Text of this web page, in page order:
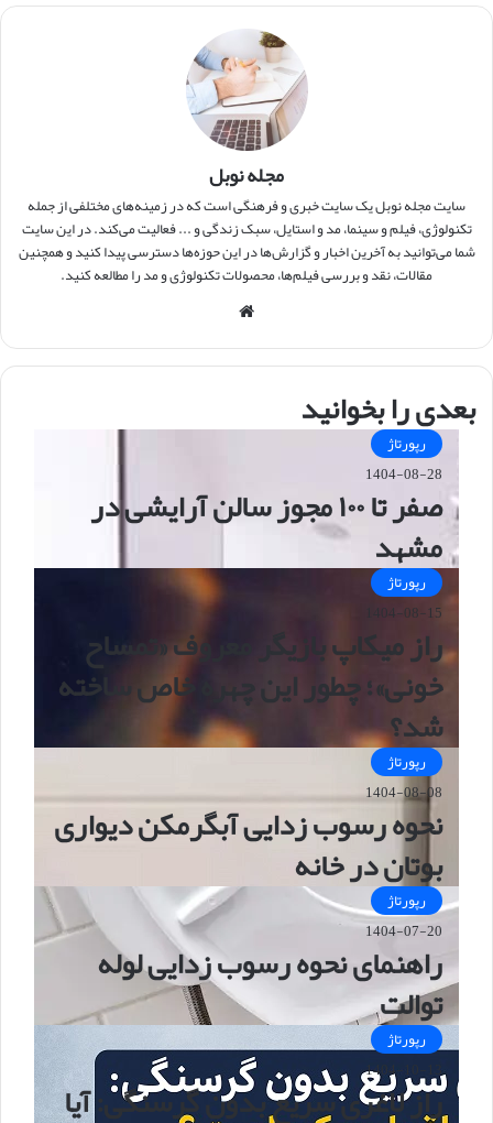
مجله نوبل
سایت مجله نوبل یک سایت خبری و فرهنگی است که در زمینه‌های مختلفی از جمله
تکنولوژی، فیلم و سینما، مد و استایل، سبک زندگی و ... فعالیت می‌کند. در این سایت
شما می‌توانید به آخرین اخبار و گزارش‌ها در این حوزه‌ها دسترسی پیدا کنید و همچنین
مقالات، نقد و بررسی فیلم‌ها، محصولات تکنولوژی و مد را مطالعه کنید.
بعدی را بخوانید
رپورتاژ
1404-08-28
صفر تا ۱۰۰ مجوز سالن آرایشی در
مشهد
رپورتاژ
1404-08-15
راز میکاپ بازیگر معروف «تمساح
خونی»؛ چطور این چهره خاص ساخته
شد؟
رپورتاژ
1404-08-08
نحوه رسوب زدایی آبگرمکن دیواری
بوتان در خانه
رپورتاژ
1404-07-20
راهنمای نحوه رسوب زدایی لوله
توالت
رپورتاژ
1404-10-13
راز لاغری سریع بدون گرسنگی: آیا